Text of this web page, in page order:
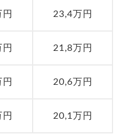
23,4万円
21,8万円
20,6万円
20,1万円